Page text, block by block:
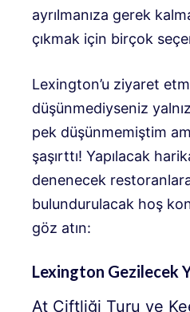
ayrılmanıza gerek
çıkmak için birçok
Lexington’u ziyaret
düşünmediyseniz
pek düşünmemiştim
şaşırttı! Yapılacak
denenecek
bulundurulacak hoş
göz atın:
Lexington Gezilecek
At Çiftliği Turu ve